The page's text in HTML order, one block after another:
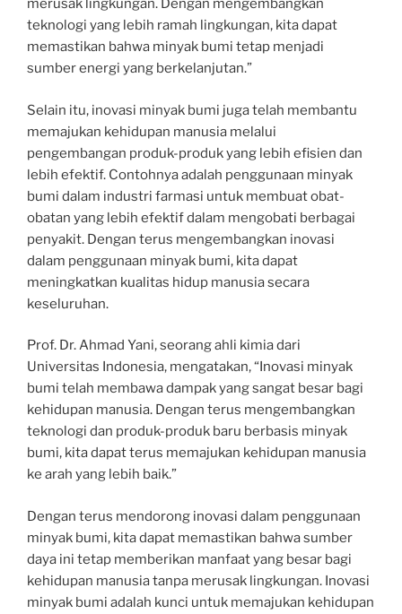
merusak lingkungan. Dengan mengembangkan
teknologi yang lebih ramah lingkungan, kita dapat
memastikan bahwa minyak bumi tetap menjadi
sumber energi yang berkelanjutan.”
Selain itu, inovasi minyak bumi juga telah membantu
memajukan kehidupan manusia melalui
pengembangan produk-produk yang lebih efisien dan
lebih efektif. Contohnya adalah penggunaan minyak
bumi dalam industri farmasi untuk membuat obat-
obatan yang lebih efektif dalam mengobati berbagai
penyakit. Dengan terus mengembangkan inovasi
dalam penggunaan minyak bumi, kita dapat
meningkatkan kualitas hidup manusia secara
keseluruhan.
Prof. Dr. Ahmad Yani, seorang ahli kimia dari
Universitas Indonesia, mengatakan, “Inovasi minyak
bumi telah membawa dampak yang sangat besar bagi
kehidupan manusia. Dengan terus mengembangkan
teknologi dan produk-produk baru berbasis minyak
bumi, kita dapat terus memajukan kehidupan manusia
ke arah yang lebih baik.”
Dengan terus mendorong inovasi dalam penggunaan
minyak bumi, kita dapat memastikan bahwa sumber
daya ini tetap memberikan manfaat yang besar bagi
kehidupan manusia tanpa merusak lingkungan. Inovasi
minyak bumi adalah kunci untuk memajukan kehidupan